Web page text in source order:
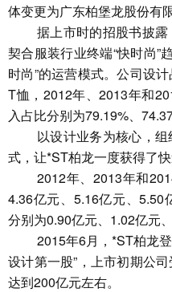
体变更为广东柏堡龙股份有限
据上市时的招股书披
契合服装行业终端“快时尚”
时尚”的运营模式。公司设
T恤，2012年、2013年和
入占比分别为79.19%、
以设计业务为核心，
式，让*ST柏龙一度获得了快
2012年、2013年和
4.36亿元、5.16亿元、
分别为0.90亿元、1.02亿元
2015年6月，*ST柏龙
设计第一股”，上市初期公
达到200亿元左右。